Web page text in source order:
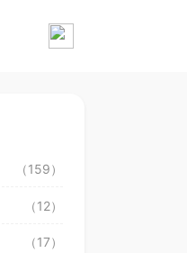
（159）
（12）
（17）